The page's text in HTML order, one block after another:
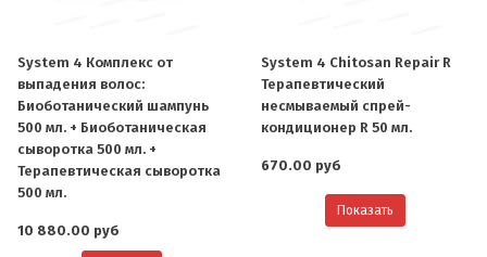
System 4 Комплекс от
выпадения волос:
Биоботанический шампунь
500 мл. + Биоботаническая
сыворотка 500 мл. +
Терапевтическая сыворотка
500 мл.
10 880.00 руб
System 4 Chitosan Repair R
Терапевтический
несмываемый спрей-
кондиционер R 50 мл.
670.00 руб
Показать